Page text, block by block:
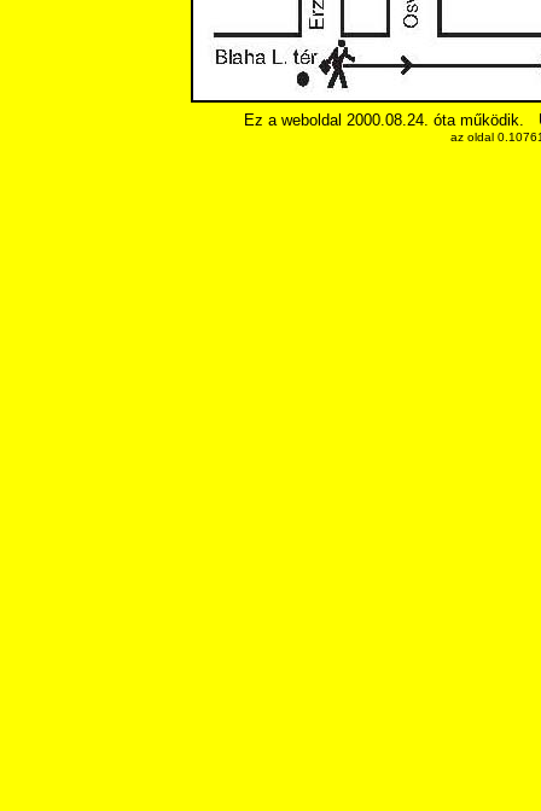
Ez a weboldal 2000.08.24. óta működik.
az oldal